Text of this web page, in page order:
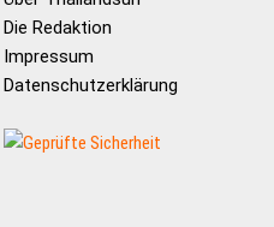
Die Redaktion
Impressum
Datenschutzerklärung